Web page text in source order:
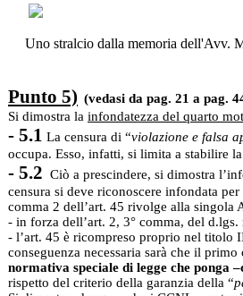
Uno stralcio dalla memoria dell'Avv.
Punto 5) (vedasi da pag. 21 a pag.
Si dimostra la infondatezza del quarto
- 5.1 La censura di “violazione e falsa
occupa. Esso, infatti, si limita a stabilire la
- 5.2 Ciò a prescindere, si dimostra
censura si deve riconoscere infondata
comma 2 dell’art. 45 rivolge alla singola
- in forza dell’art. 2, 3° comma, del
- l’art. 45 è ricompreso proprio nel titolo
conseguenza necessaria sarà che il
normativa speciale di legge che
rispetto del criterio della garanzia della “